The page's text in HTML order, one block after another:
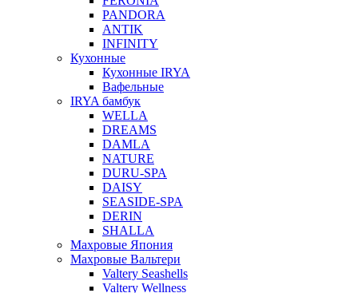
PANDORA
ANTIK
INFINITY
Кухонные
Кухонные IRYA
Вафельные
IRYA бамбук
WELLA
DREAMS
DAMLA
NATURE
DURU-SPA
DAISY
SEASIDE-SPA
DERIN
SHALLA
Махровые Япония
Махровые Вальтери
Valtery Seashells
Valtery Wellness